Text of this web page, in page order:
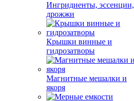
Ингридиенты, эссенции,
дрожжи
Крышки винные и
гидрозатворы
Магнитные мешалки и
якоря